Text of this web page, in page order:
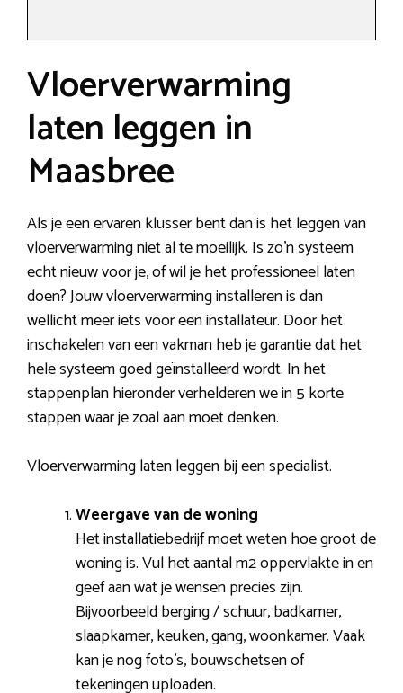
Vloerverwarming
laten leggen in
Maasbree
Als je een ervaren klusser bent dan is het leggen van
vloerverwarming niet al te moeilijk. Is zo’n systeem
echt nieuw voor je, of wil je het professioneel laten
doen? Jouw vloerverwarming installeren is dan
wellicht meer iets voor een installateur. Door het
inschakelen van een vakman heb je garantie dat het
hele systeem goed geïnstalleerd wordt. In het
stappenplan hieronder verhelderen we in 5 korte
stappen waar je zoal aan moet denken.
Vloerverwarming laten leggen bij een specialist.
Weergave van de woning
Het installatiebedrijf moet weten hoe groot de
woning is. Vul het aantal m2 oppervlakte in en
geef aan wat je wensen precies zijn.
Bijvoorbeeld berging / schuur, badkamer,
slaapkamer, keuken, gang, woonkamer. Vaak
kan je nog foto’s, bouwschetsen of
tekeningen uploaden.